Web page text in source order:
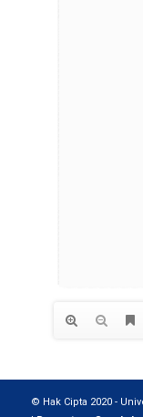
© Hak Cipta 2020 -